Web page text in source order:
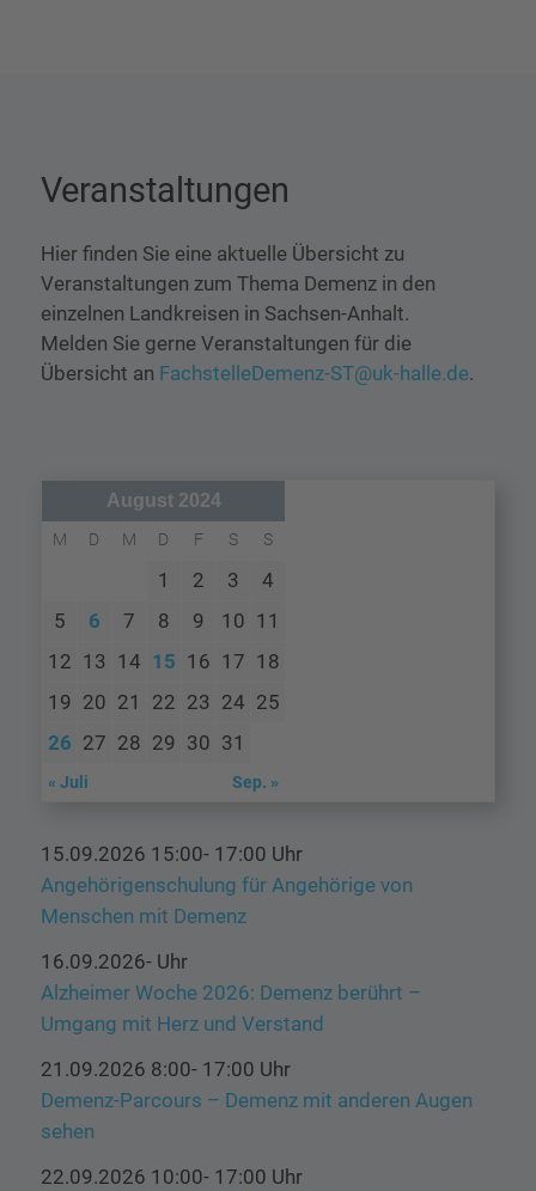
Veranstaltungen
Hier finden Sie eine aktuelle Übersicht zu
Veranstaltungen zum Thema Demenz in den
einzelnen Landkreisen in Sachsen-Anhalt.
Melden Sie gerne Veranstaltungen für die
Übersicht an FachstelleDemenz-ST@uk-halle.de.
August 2024
M D M D F S S
1 2 3
4
5
6 7 8 9 10 11
12 13 14 15 16 17 18
19 20 21 22 23 24 25
26 27 28 29 30 31
« Juli Sep. »
15.09.2026 15:00- 17:00 Uhr
Angehörigenschulung für Angehörige von
Menschen mit Demenz
16.09.2026- Uhr
Alzheimer Woche 2026: Demenz berührt –
Umgang mit Herz und Verstand
21.09.2026 8:00- 17:00 Uhr
Demenz-Parcours – Demenz mit anderen Augen
sehen
22.09.2026 10:00- 17:00 Uhr